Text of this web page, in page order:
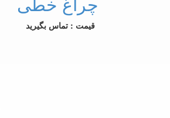
قیمت : تماس بگیرید